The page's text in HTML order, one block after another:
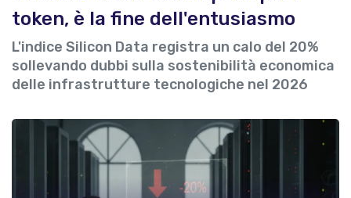
token, è la fine dell'entusiasmo
L'indice Silicon Data registra un calo del 20%
sollevando dubbi sulla sostenibilità economica
delle infrastrutture tecnologiche nel 2026